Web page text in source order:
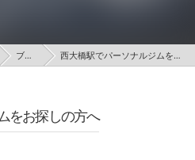
ブログ 西大橋駅でパーソナルジムをお探しの方へ
をお探しの方へ